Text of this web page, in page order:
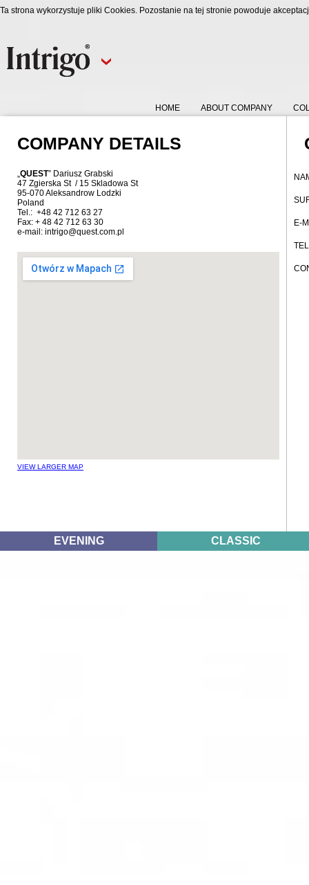
Ta strona wykorzystuje pliki Cookies. Pozostanie na tej stronie powoduje
HOME ABOUT COMPANY
COMPANY DETAILS
„QUEST” Dariusz Grabski
47 Zgierska St / 15 Skladowa St
95-070 Aleksandrow Lodzki
Poland
Tel.: +48 42 712 63 27
Fax: + 48 42 712 63 30
e-mail: intrigo@quest.com.pl
VIEW LARGER MAP
E-
EVENING CLASSIC